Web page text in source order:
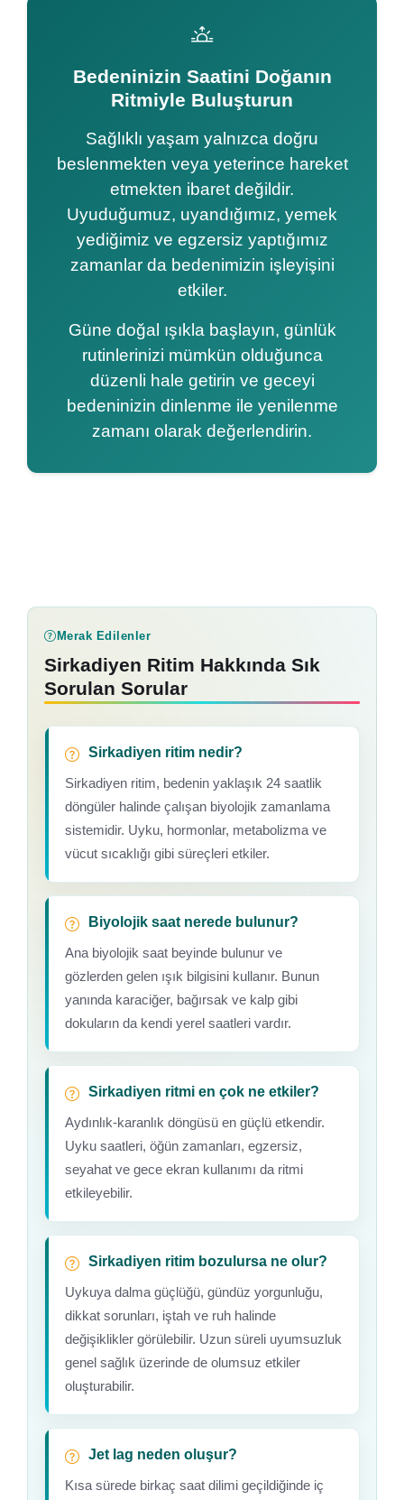
Bedeninizin Saatini Doğanın
Ritmiyle Buluşturun
Sağlıklı yaşam yalnızca doğru
beslenmekten veya yeterince hareket
etmekten ibaret değildir.
Uyuduğumuz, uyandığımız, yemek
yediğimiz ve egzersiz yaptığımız
zamanlar da bedenimizin işleyişini
etkiler.
Güne doğal ışıkla başlayın, günlük
rutinlerinizi mümkün olduğunca
düzenli hale getirin ve geceyi
bedeninizin dinlenme ile yenilenme
zamanı olarak değerlendirin.
Merak Edilenler
Sirkadiyen Ritim Hakkında Sık
Sorulan Sorular
Sirkadiyen ritim nedir?
Sirkadiyen ritim, bedenin yaklaşık 24 saatlik
döngüler halinde çalışan biyolojik zamanlama
sistemidir. Uyku, hormonlar, metabolizma ve
vücut sıcaklığı gibi süreçleri etkiler.
Biyolojik saat nerede bulunur?
Ana biyolojik saat beyinde bulunur ve
gözlerden gelen ışık bilgisini kullanır. Bunun
yanında karaciğer, bağırsak ve kalp gibi
dokuların da kendi yerel saatleri vardır.
Sirkadiyen ritmi en çok ne etkiler?
Aydınlık-karanlık döngüsü en güçlü etkendir.
Uyku saatleri, öğün zamanları, egzersiz,
seyahat ve gece ekran kullanımı da ritmi
etkileyebilir.
Sirkadiyen ritim bozulursa ne olur?
Uykuya dalma güçlüğü, gündüz yorgunluğu,
dikkat sorunları, iştah ve ruh halinde
değişiklikler görülebilir. Uzun süreli uyumsuzluk
genel sağlık üzerinde de olumsuz etkiler
oluşturabilir.
Jet lag neden oluşur?
Kısa sürede birkaç saat dilimi geçildiğinde iç